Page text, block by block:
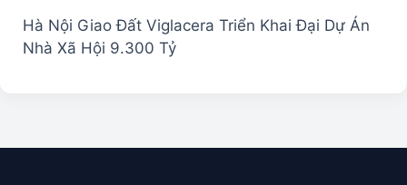
Hà Nội Giao Đất Viglacera Triển Khai Đại Dự Án
Nhà Xã Hội 9.300 Tỷ